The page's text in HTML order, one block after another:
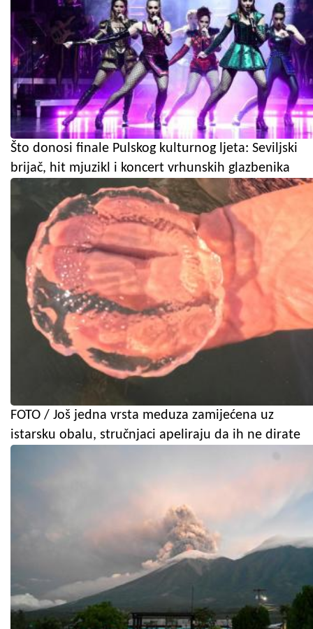
Što donosi finale Pulskog kulturnog ljeta: Seviljski
brijač, hit mjuzikl i koncert vrhunskih glazbenika
FOTO / Još jedna vrsta meduza zamijećena uz
istarsku obalu, stručnjaci apeliraju da ih ne dirate